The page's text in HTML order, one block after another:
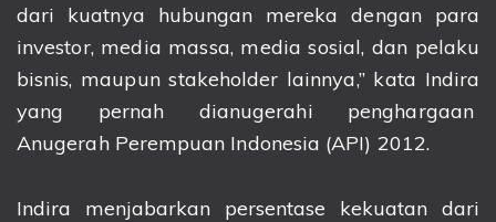
dari kuatnya hubungan mereka dengan para
investor, media massa, media sosial, dan pelaku
bisnis, maupun stakeholder lainnya,” kata Indira
yang pernah dianugerahi penghargaan
Anugerah Perempuan Indonesia (API) 2012.
Indira menjabarkan persentase kekuatan dari